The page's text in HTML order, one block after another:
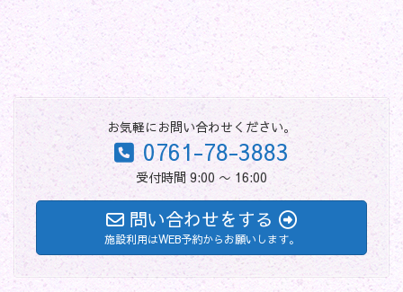
お気軽にお問い合わせください。
0761-78-3883
受付時間 9:00 〜 16:00
問い合わせをする
施設利用はWEB予約からお願いします。